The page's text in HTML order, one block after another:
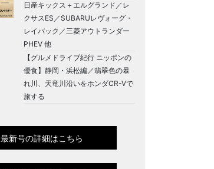
日産キックス＋エルグランド／レ
クサスES／SUBARUレヴォーグ・
レイバック／三菱アウトランダー
PHEV 他
【グルメドライブ紀行 ニッポンの
優食】静岡・浜松編／翡翠色の暴
れ川、天竜川沿いをホンダCR-Vで
旅する
最新号の詳細はこちら